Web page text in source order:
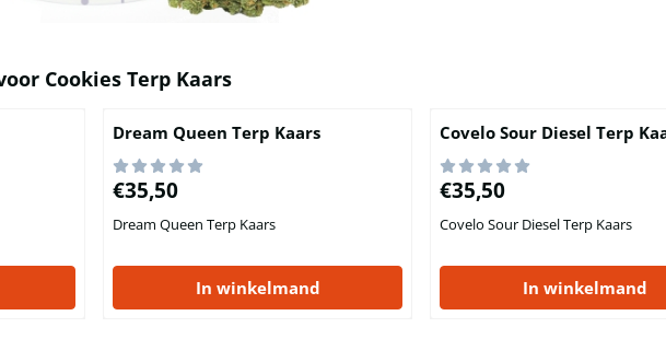
Cookies Terp Kaars
Dream Queen Terp Kaars
Prijs: 35,50
€35,50
Dream Queen Terp Kaars
In winkelmand
Covelo Sour Diesel Terp
Prijs: 35,50
€35,50
Covelo Sour Diesel Terp Kaars
In winkelmand